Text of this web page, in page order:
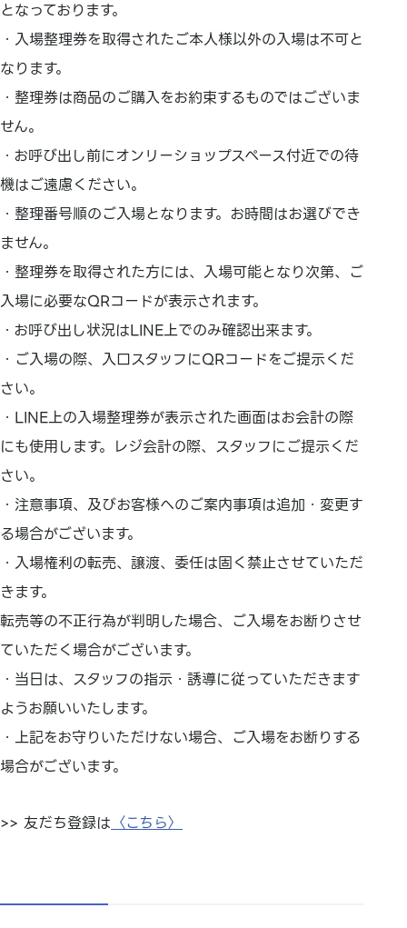
となっております。
・入場整理券を取得されたご本人様以外の入場は不可と
なります。
・整理券は商品のご購入をお約束するものではございま
せん。
・お呼び出し前にオンリーショップスペース付近での待
機はご遠慮ください。
・整理番号順のご入場となります。お時間はお選びでき
ません。
・整理券を取得された方には、入場可能となり次第、ご
入場に必要なQRコードが表示されます。
・お呼び出し状況はLINE上でのみ確認出来ます。
・ご入場の際、入口スタッフにQRコードをご提示くだ
さい。
・LINE上の入場整理券が表示された画面はお会計の際
にも使用します。レジ会計の際、スタッフにご提示くだ
さい。
・注意事項、及びお客様へのご案内事項は追加・変更す
る場合がございます。
・入場権利の転売、譲渡、委任は固く禁止させていただ
きます。
転売等の不正行為が判明した場合、ご入場をお断りさせ
ていただく場合がございます。
・当日は、スタッフの指示・誘導に従っていただきます
ようお願いいたします。
・上記をお守りいただけない場合、ご入場をお断りする
場合がございます。
>> 友だち登録は〈こちら〉